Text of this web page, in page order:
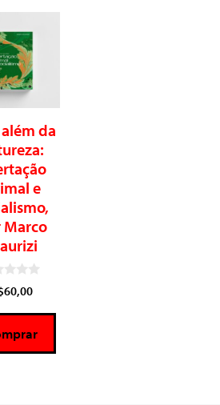
da
e
Marco
60,00